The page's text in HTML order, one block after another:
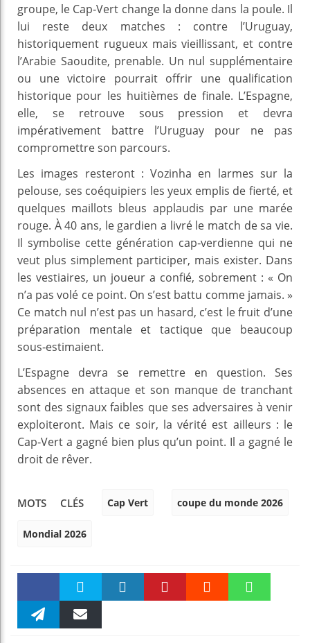
groupe, le Cap‑Vert change la donne dans la poule. Il
lui reste deux matches : contre l’Uruguay,
historiquement rugueux mais vieillissant, et contre
l’Arabie Saoudite, prenable. Un nul supplémentaire
ou une victoire pourrait offrir une qualification
historique pour les huitièmes de finale. L’Espagne,
elle, se retrouve sous pression et devra
impérativement battre l’Uruguay pour ne pas
compromettre son parcours.
Les images resteront : Vozinha en larmes sur la
pelouse, ses coéquipiers les yeux emplis de fierté, et
quelques maillots bleus applaudis par une marée
rouge. À 40 ans, le gardien a livré le match de sa vie.
Il symbolise cette génération cap‑verdienne qui ne
veut plus simplement participer, mais exister. Dans
les vestiaires, un joueur a confié, sobrement : « On
n’a pas volé ce point. On s’est battu comme jamais. »
Ce match nul n’est pas un hasard, c’est le fruit d’une
préparation mentale et tactique que beaucoup
sous‑estimaient.
L’Espagne devra se remettre en question. Ses
absences en attaque et son manque de tranchant
sont des signaux faibles que ses adversaires à venir
exploiteront. Mais ce soir, la vérité est ailleurs : le
Cap‑Vert a gagné bien plus qu’un point. Il a gagné le
droit de rêver.
MOTS CLÉS Cap Vert coupe du monde 2026
Mondial 2026
Faceboo Twitter